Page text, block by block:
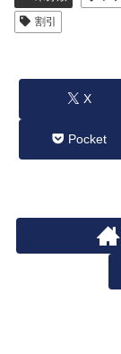
割引
X
Pocket